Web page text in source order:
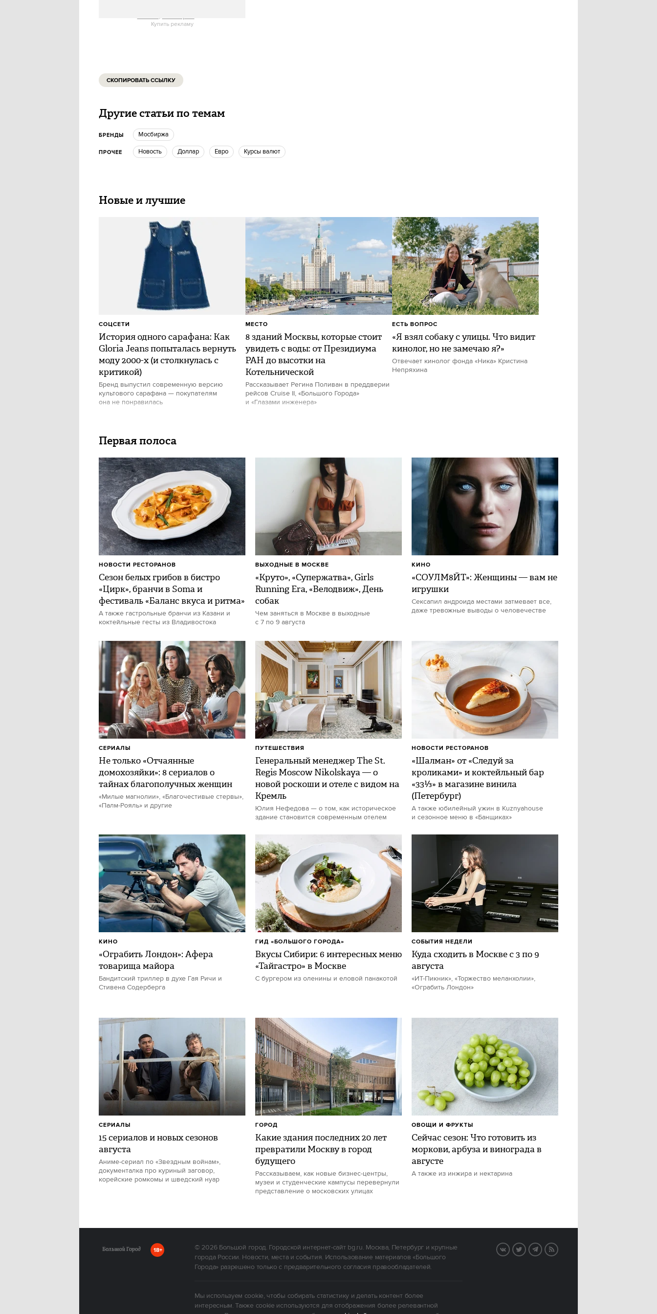
Купить рекламу
, Мосбиржа
СКОПИРОВАТЬ ССЫЛКУ
Другие статьи по темам
БРЕНДЫ Мосбиржа
ПРОЧЕЕ Новость доллар Евро Курсы валют
Новые и лучшие
История одного сарафана: Как
Gloria Jeans попыталась вернуть
моду 2000-х (и столкнулась с
критикой)
Бренд выпустил современную версию
культового сарафана — покупателям
она не понравилась
СОЦСЕТИ
8 зданий Москвы, которые стоит
увидеть с воды: от Президиума
РАН до высотки на
Котельнической
Рассказывает Регина Поливан в преддверии
рейсов Cruise II, «Большого Города»
и «Глазами инженера»
МЕСТО
«Я взял собаку с улицы. Что видит
кинолог, но не замечаю я?»
Отвечает кинолог фонда «Ника» Кристина
Непряхина
ЕСТЬ ВОПРОС
Первая полоса
Сезон белых грибов в бистро
«Цирк», бранчи в Soma и
фестиваль «Баланс вкуса и ритма»
А также гастрольные бранчи из Казани и
коктейльные гесты из Владивостока
НОВОСТИ РЕСТОРАНОВ
«Круто», «Супержатва», Girls
Running Era, «Велодвиж», День
собак
Чем заняться в Москве в выходные
с 7 по 9 августа
ВЫХОДНЫЕ В МОСКВЕ
«СОУЛМ8ЙТ»: Женщины — вам не
игрушки
Сексапил андроида местами затмевает все,
даже тревожные выводы о человечестве
КИНО
Не только «Отчаянные
домохозяйки»: 8 сериалов о
тайнах благополучных женщин
«Милые магнолии», «Благочестивые стервы»,
«Палм-Рояль» и другие
СЕРИАЛЫ
Генеральный менеджер The St.
Regis Moscow Nikolskaya — о
новой роскоши и отеле с видом на
Кремль
Юлия Нефедова — о том, как историческое
здание становится современным отелем
ПУТЕШЕСТВИЯ
«Шалман» от «Следуй за
кроликами» и коктейльный бар
«33⅓» в магазине винила
(Петербург)
А также юбилейный ужин в Kuznyahouse
и сезонное меню в «Банщиках»
НОВОСТИ РЕСТОРАНОВ
«Ограбить Лондон»: Афера
товарища майора
Бандитский триллер в духе Гая Ричи и
Стивена Содерберга
КИНО
Вкусы Сибири: 6 интересных меню
«Тайгастро» в Москве
С бургером из оленины и еловой панакотой
ГИД «БОЛЬШОГО ГОРОДА»
Куда сходить в Москве с 3 по 9
августа
«ИТ-Пикник», «Торжество меланхолии»,
«Ограбить Лондон»
СОБЫТИЯ НЕДЕЛИ
15 сериалов и новых сезонов
августа
Аниме-сериал по «Звездным войнам»,
документалка про куриный заговор,
корейские ромкомы и шведский нуар
СЕРИАЛЫ
Какие здания последних 20 лет
превратили Москву в город
будущего
Рассказываем, как новые бизнес-центры,
музеи и студенческие кампусы перевернули
представление о московских улицах
ГОРОД
Сейчас сезон: Что готовить из
моркови, арбуза и винограда в
августе
А также из инжира и нектарина
ОВОЩИ И ФРУКТЫ
18+ © 2026Большой город. Городской интернет-сайт bg.ru. Москва, Петербург и крупные
города России. Новости, места и события. Использование материалов «Большого
Города» разрешено только с предварительного согласия правообладателей.
Мы используем cookie, чтобы собирать статистику и делать контент более
интересным. Также cookie используются для отображения более релевантной
VK TwitterTelegram
RSS